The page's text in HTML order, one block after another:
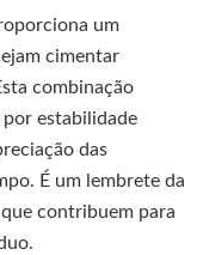
um
cimentar
combinação
por estabilidade
das
É um lembrete da
contribuem para